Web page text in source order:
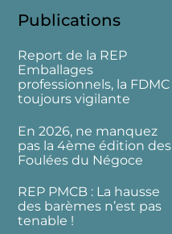
Publications
Report de la REP
Emballages
professionnels, la FDMC
toujours vigilante
En 2026, ne manquez
pas la 4ème édition des
Foulées du Négoce
REP PMCB : La hausse
des barèmes n’est pas
tenable !